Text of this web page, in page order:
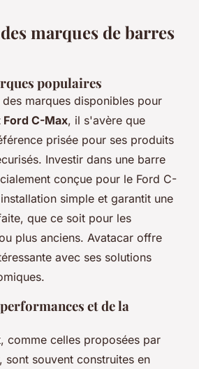
marques de barres
populaires
marques disponibles pour
C-Max, il s'avère que
prisée pour ses produits
Investir dans une barre
conçue pour le Ford C-
simple et garantit une
que ce soit pour les
plus anciens. Avatacar offre
avec ses solutions
et de la
comme celles proposées par
sont souvent construites en